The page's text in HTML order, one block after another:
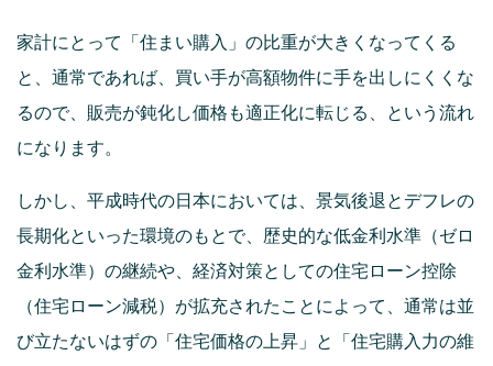
家計にとって「住まい購入」の比重が大きくなってくる
と、通常であれば、買い手が高額物件に手を出しにくくな
るので、販売が鈍化し価格も適正化に転じる、という流れ
になります。
しかし、平成時代の日本においては、景気後退とデフレの
長期化といった環境のもとで、歴史的な低金利水準（ゼロ
金利水準）の継続や、経済対策としての住宅ローン控除
（住宅ローン減税）が拡充されたことによって、通常は並
び立たないはずの「住宅価格の上昇」と「住宅購入力の維